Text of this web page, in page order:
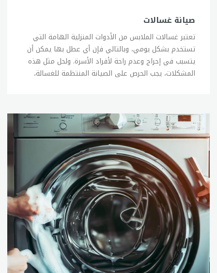
صيانة غسالات
تعتبر غسالات الملابس من الأدوات المنزلية الهامة التي
تستخدم بشكل يومي، وبالتالي فإن أي عطل بها يمكن أن
يتسبب في إحراج وعدم راحة لأفراد الأسرة. ولحل مثل هذه
المشكلات، يجب الحرص على الصيانة المنتظمة للغسالة،
ولكن في حالة عدم القدرة على إصلاح المشكلة، يجب
الاتصال ب sitename. الإصلاحات البسيطة التي يمكن
القيام بها بنفسك في حالة وجود أعطال بسيطة في
الغسالة تشمل: 1- فحص خراطيم المياه والتأكد من عدم
وجود تسربات أو تلف فيها. 2- فحص الفلاتر وتنظيفها
بانتظام. 3- فحص وتنظيف جهاز الصرف الصحي. 4- فحص
وتنظيف الأجزاء الداخلية للغسالة. 5- فحص الأسلاك
الكهربائية والتأكد من سلامتها. وفي حالة عدم القدرة
على إصلاح المشكلة بنفسك، يجب الاتصال ب sitename
لإصلاح الأعطال بشكل صحيح ودقيق. ويمكنك الاتصال
بخدمة العملاء للحصول على المساعدة في العثور على خبير
صيانة مؤهل. تصليح غسالات تعتبر صيانة الغسالات من
الخدمات الأساسية التي تقدمها sitename للأفراد